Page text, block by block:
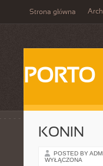
Strona główna
PORTO
KONIN
POSTED BY
WYŁĄCZONA